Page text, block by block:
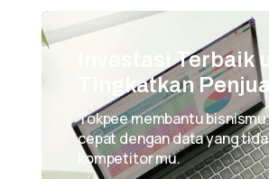
Investasi Terbaik
Tingkatkan
Tokpee membantu
cepat dengan data yang
kompetitor mu.